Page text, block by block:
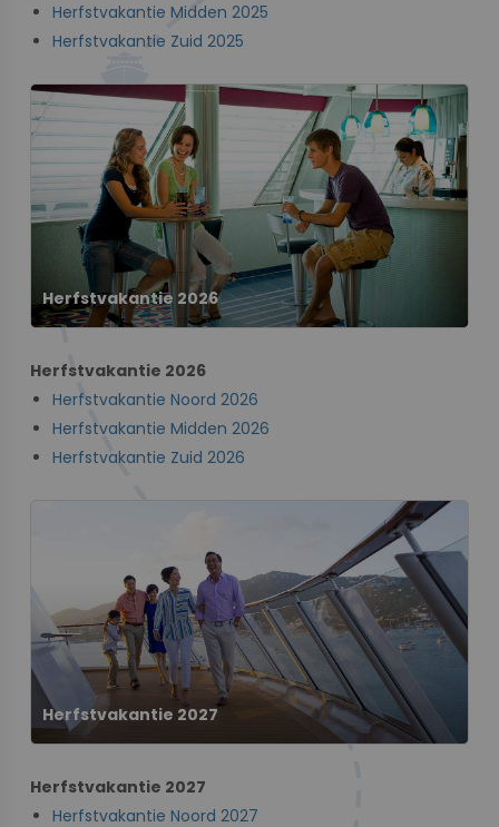
Herfstvakantie Midden 2025
Herfstvakantie Zuid 2025
Herfstvakantie 2026
Herfstvakantie 2026
Herfstvakantie Noord 2026
Herfstvakantie Midden 2026
Herfstvakantie Zuid 2026
Herfstvakantie 2027
Herfstvakantie 2027
Herfstvakantie Noord 2027